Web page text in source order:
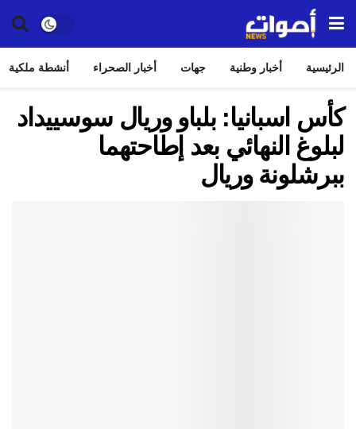
الرئيسية أخبار وطنية جهات أخبار الصحراء أنشطة ملكية
كأس اسبانيا: بلباو وريال سوسييداد
لبلوغ النهائي بعد إطاحتهما
ببرشلونة وريال